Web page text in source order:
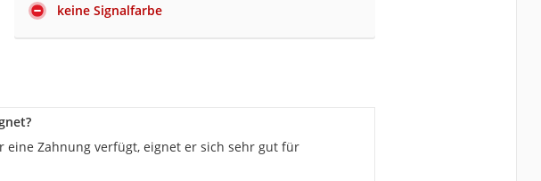
keine Signalfarbe
eine Zahnung verfügt, eignet er sich sehr gut für